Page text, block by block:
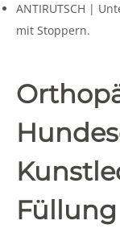
ANTIRUTSCH |
mit Stoppern.
Füllung